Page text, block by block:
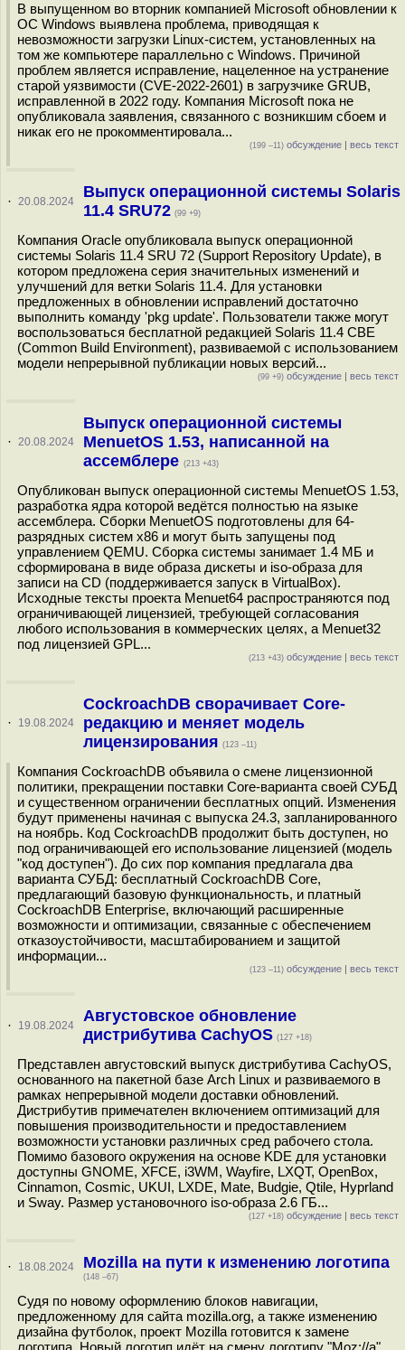
В выпущенном во вторник компанией Microsoft обновлении к
ОС Windows выявлена проблема, приводящая к
невозможности загрузки Linux-систем, установленных на
том же компьютере параллельно с Windows. Причиной
проблем является исправление, нацеленное на устранение
старой уязвимости (CVE-2022-2601) в загрузчике GRUB,
исправленной в 2022 году. Компания Microsoft пока не
опубликовала заявления, связанного с возникшим сбоем и
никак его не прокомментировала...
(199 –11) обсуждение | весь текст
· 20.08.2024
Выпуск операционной системы Solaris
11.4 SRU72 (99 +9)
Компания Oracle опубликовала выпуск операционной
системы Solaris 11.4 SRU 72 (Support Repository Update), в
котором предложена серия значительных изменений и
улучшений для ветки Solaris 11.4. Для установки
предложенных в обновлении исправлений достаточно
выполнить команду 'pkg update'. Пользователи также могут
воспользоваться бесплатной редакцией Solaris 11.4 CBE
(Common Build Environment), развиваемой с использованием
модели непрерывной публикации новых версий...
(99 +9) обсуждение | весь текст
· 20.08.2024
Выпуск операционной системы
MenuetOS 1.53, написанной на
ассемблере (213 +43)
Опубликован выпуск операционной системы MenuetOS 1.53,
разработка ядра которой ведётся полностью на языке
ассемблера. Сборки MenuetOS подготовлены для 64-
разрядных систем x86 и могут быть запущены под
управлением QEMU. Сборка системы занимает 1.4 МБ и
сформирована в виде образа дискеты и iso-образа для
записи на CD (поддерживается запуск в VirtualBox).
Исходные тексты проекта Menuet64 распространяются под
ограничивающей лицензией, требующей согласования
любого использования в коммерческих целях, а Menuet32
под лицензией GPL...
(213 +43) обсуждение | весь текст
· 19.08.2024
CockroachDB сворачивает Core-
редакцию и меняет модель
лицензирования (123 –11)
Компания CockroachDB объявила о смене лицензионной
политики, прекращении поставки Core-варианта своей СУБД
и существенном ограничении бесплатных опций. Изменения
будут применены начиная с выпуска 24.3, запланированного
на ноябрь. Код CockroachDB продолжит быть доступен, но
под ограничивающей его использование лицензией (модель
"код доступен"). До сих пор компания предлагала два
варианта СУБД: бесплатный CockroachDB Core,
предлагающий базовую функциональность, и платный
CockroachDB Enterprise, включающий расширенные
возможности и оптимизации, связанные с обеспечением
отказоустойчивости, масштабированием и защитой
информации...
(123 –11) обсуждение | весь текст
· 19.08.2024
Августовское обновление
дистрибутива CachyOS (127 +18)
Представлен августовский выпуск дистрибутива CachyOS,
основанного на пакетной базе Arch Linux и развиваемого в
рамках непрерывной модели доставки обновлений.
Дистрибутив примечателен включением оптимизаций для
повышения производительности и предоставлением
возможности установки различных сред рабочего стола.
Помимо базового окружения на основе KDE для установки
доступны GNOME, XFCE, i3WM, Wayfire, LXQT, OpenBox,
Cinnamon, Cosmic, UKUI, LXDE, Mate, Budgie, Qtile, Hyprland
и Sway. Размер установочного iso-образа 2.6 ГБ...
(127 +18) обсуждение | весь текст
· 18.08.2024 Mozilla на пути к изменению логотипа
(148 –67)
Судя по новому оформлению блоков навигации,
предложенному для сайта mozilla.org, а также изменению
дизайна футболок, проект Mozilla готовится к замене
логотипа. Новый логотип идёт на смену логотипу "Moz://a",